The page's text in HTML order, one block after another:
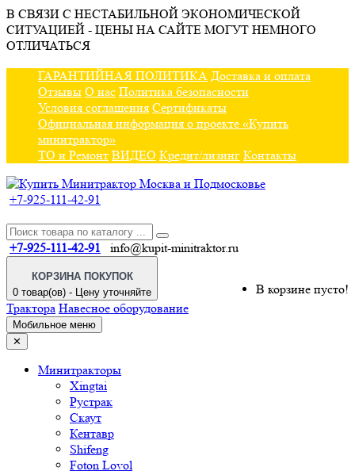
В СВЯЗИ С НЕСТАБИЛЬНОЙ ЭКОНОМИЧЕСКОЙ
СИТУАЦИЕЙ - ЦЕНЫ НА САЙТЕ МОГУТ НЕМНОГО
ОТЛИЧАТЬСЯ
ГАРАНТИЙНАЯ ПОЛИТИКА Доставка и оплата
Отзывы О нас Политика безопасности
Условия соглашения Сертификаты
Официальная информация о проекте «Купить
минитрактор»
ТО и Ремонт ВИДЕО Кредит/лизинг Контакты
+7-925-111-42-91
+7-925-111-42-91 info@kupit-minitraktor.ru
КОРЗИНА ПОКУПОК
0 товар(ов) - Цену уточняйте
В корзине пусто!
Трактора Навесное оборудование
Мобильное меню
✕
Минитракторы
Xingtai
Рустрак
Скаут
Кентавр
Shifeng
Foton Lovol